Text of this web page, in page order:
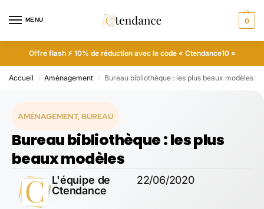
MENU 0
Offre flash ⚡ 10% de réduction avec le code « Ctendance10 »
Accueil / Aménagement / Bureau bibliothèque : les plus beaux modèles
AMÉNAGEMENT, BUREAU
Bureau bibliothèque : les plus
beaux modèles
L'équipe de
Ctendance
22/06/2020